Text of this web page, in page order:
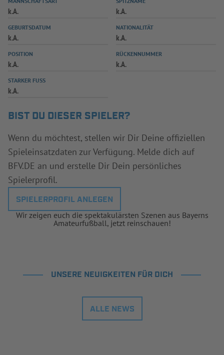
SPIELPLUS
k.A. k.A.
GEBURTSDATUM
k.A.
NATIONALITÄT
k.A.
POSITION
k.A.
RÜCKENNUMMER
k.A.
STARKER FUSS
k.A.
BIST DU DIESER SPIELER?
Wenn du möchtest, stellen wir Dir Deine offiziellen
Spieleinsatzdaten zur Verfügung. Melde dich auf
BFV.DE an und erstelle Dir Dein persönliches
Spielerprofil.
SPIELERPROFIL ANLEGEN
Wir zeigen euch die spektakulärsten Szenen aus Bayerns
Amateurfußball, jetzt reinschauen!
UNSERE NEUIGKEITEN FÜR DICH
ALLE NEWS